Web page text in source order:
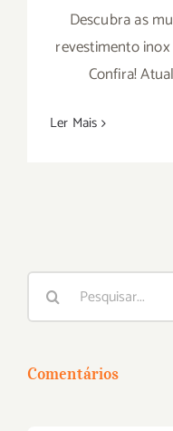
Descubra as
revestimento
Confira!
Ler Mais
Buscar
resultados
Comentários